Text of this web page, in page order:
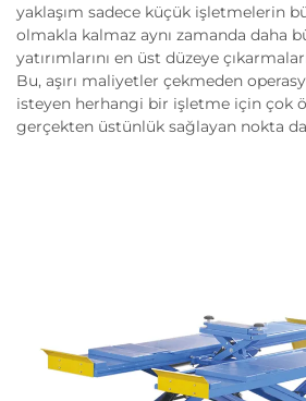
yaklaşım sadece küçük işletmelerin
olmakla kalmaz aynı zamanda daha
yatırımlarını en üst düzeye
Bu, aşırı maliyetler çekmeden
isteyen herhangi bir işletme için çok
gerçekten üstünlük sağlayan nokta